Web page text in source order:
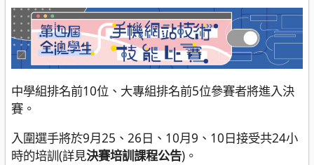
中學組排名前10位、大專組排名前5位參賽者將進入決
賽。
入圍選手將於9月25、26日、10月9、10日接受共24小
時的培訓(詳見決賽培訓課程公告)。